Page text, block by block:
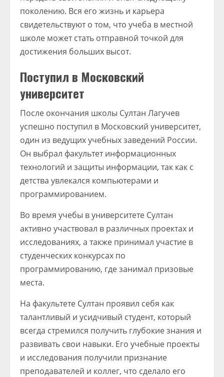
поколению. Вся его жизнь и карьера
свидетельствуют о том, что учеба в местной
школе может стать отправной точкой для
достижения больших высот.
Поступил в Московский
университет
После окончания школы Султан Лагучев
успешно поступил в Московский университет,
один из ведущих учебных заведений России.
Он выбрал факультет информационных
технологий и защиты информации, так как с
детства увлекался компьютерами и
программированием.
Во время учебы в университете Султан
активно участвовал в различных проектах и
исследованиях, а также принимал участие в
студенческих конкурсах по
программированию, где занимал призовые
места.
На факультете Султан проявил себя как
талантливый и усидчивый студент, который
всегда стремился получить глубокие знания и
развивать свои навыки. Его учебные проекты
и исследования получили признание
преподавателей и коллег, что сделало его